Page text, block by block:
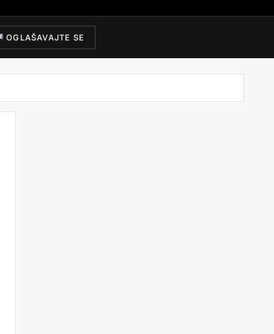
OGLAŠAVAJTE SE